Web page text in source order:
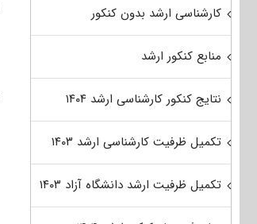
کارشناسی ارشد بدون کنکور
منابع کنکور ارشد
نتایج کنکور کارشناسی ارشد ۱۴۰۴
تکمیل ظرفیت کارشناسی ارشد ۱۴۰۳
تکمیل ظرفیت ارشد دانشگاه آزاد ۱۴۰۳